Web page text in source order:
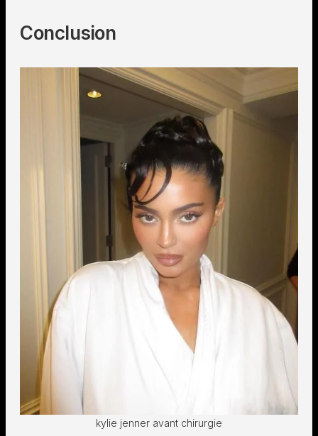
Conclusion
kylie jenner avant chirurgie